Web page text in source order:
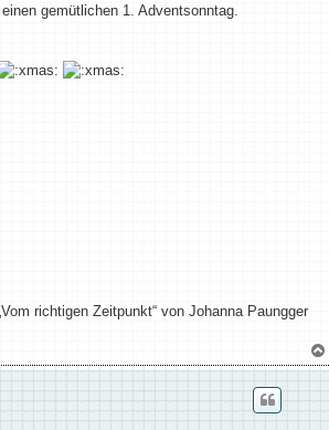
gemütlichen 1. Adventsonntag.
richtigen Zeitpunkt“ von Johanna Paungger